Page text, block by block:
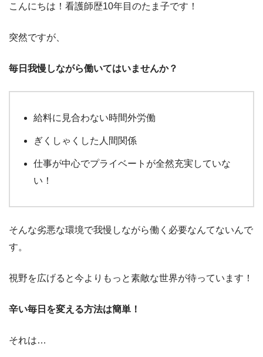
こんにちは！看護師歴10年目のたま子です！
突然ですが、
毎日我慢しながら働いてはいませんか？
給料に見合わない時間外労働
ぎくしゃくした人間関係
仕事が中心でプライベートが全然充実していな
い！
そんな劣悪な環境で我慢しながら働く必要なんてないんで
す。
視野を広げると今よりもっと素敵な世界が待っています！
辛い毎日を変える方法は簡単！
それは…